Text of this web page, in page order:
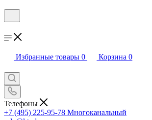
Избранные товары 0 Корзина 0
Телефоны
+7 (495) 225-95-78 Многоканальный